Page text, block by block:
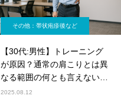
その他：帯状疱疹後など
【30代:男性】トレーニング
が原因？通常の肩こりとは異
なる範囲の何とも言えない背
部痛（首こり、肩こり、筋・
2025.08.12